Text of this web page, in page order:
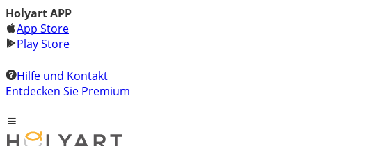
Holyart APP
App Store
Play Store
Hilfe und Kontakt
Entdecken Sie Premium